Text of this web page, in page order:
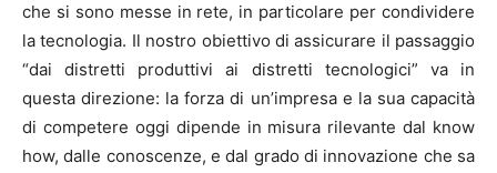
che si sono messe in rete, in particolare per condividere
la tecnologia. Il nostro obiettivo di assicurare il passaggio
“dai distretti produttivi ai distretti tecnologici” va in
questa direzione: la forza di un’impresa e la sua capacità
di competere oggi dipende in misura rilevante dal know
how, dalle conoscenze, e dal grado di innovazione che sa